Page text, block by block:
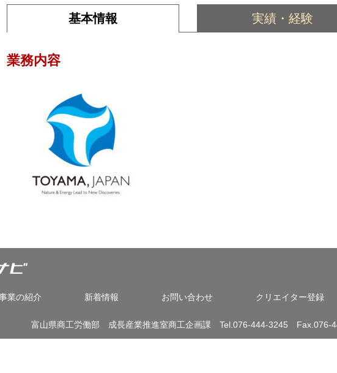
基本情報 実績・経験
業務内容
業の紹介 新着情報 お問い合わせ クリエイター登録
富山県商工労働部 成長産業推進室商工企画課 Tel.076-444-3245 Fax.076-